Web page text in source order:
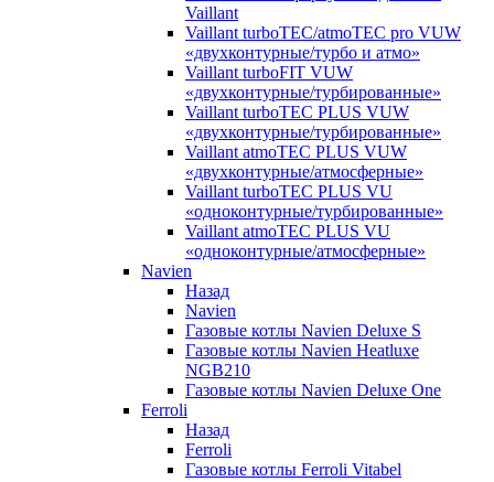
Vaillant
Vaillant turboTEC/atmoTEC pro VUW
«двухконтурные/турбо и атмо»
Vaillant turboFIT VUW
«двухконтурные/турбированные»
Vaillant turboTEC PLUS VUW
«двухконтурные/турбированные»
Vaillant atmoTEC PLUS VUW
«двухконтурные/атмосферные»
Vaillant turboTEC PLUS VU
«одноконтурные/турбированные»
Vaillant atmoTEC PLUS VU
«одноконтурные/атмосферные»
Navien
Назад
Navien
Газовые котлы Navien Deluxe S
Газовые котлы Navien Heatluxe
NGB210
Газовые котлы Navien Deluxe One
Ferroli
Назад
Ferroli
Газовые котлы Ferroli Vitabel